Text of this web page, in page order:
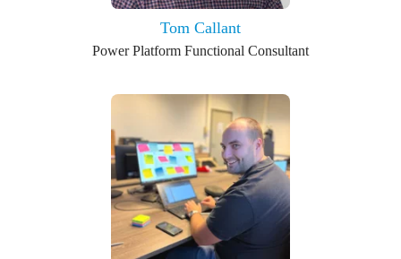
Tom Callant
Power Platform Functional Consultant